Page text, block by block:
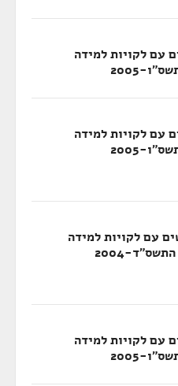
עם לקויות למידה
2005
עם לקויות למידה
2005
עם לקויות למידה
2004
עם לקויות למידה
2005